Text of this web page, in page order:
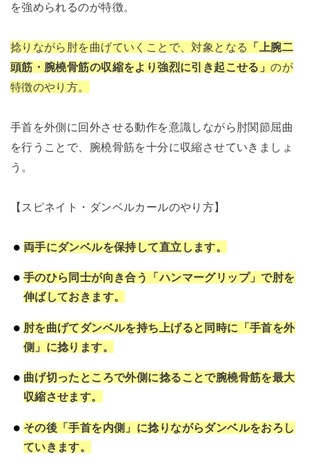
を強められるのが特徴。
捻りながら肘を曲げていくことで、対象となる
「上腕二
頭筋・腕橈骨筋の収縮をより強烈に引き起こせる」のが
特徴のやり方。
手首を外側に回外させる動作を意識しながら肘関節屈曲
を行うことで、腕橈骨筋を十分に収縮させていきましょ
う。
【スピネイト・ダンベルカールのやり方】
両手にダンベルを保持して直立します。
手のひら同士が向き合う「ハンマーグリップ」で肘を
伸ばしておきます。
肘を曲げてダンベルを持ち上げると同時に「手首を外
側」に捻ります。
曲げ切ったところで外側に捻ることで腕橈骨筋を最大
収縮させます。
その後「手首を内側」に捻りながらダンベルをおろし
ていきます。